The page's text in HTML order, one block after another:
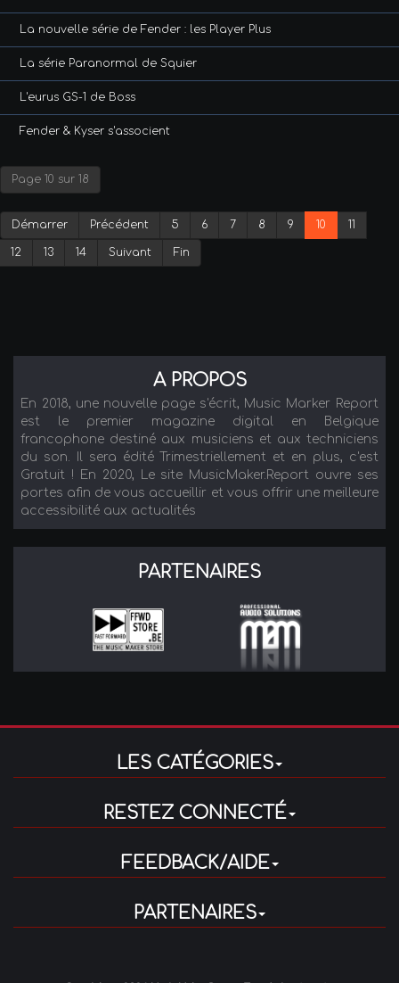
La nouvelle série de Fender : les Player Plus
La série Paranormal de Squier
L'eurus GS-1 de Boss
Fender & Kyser s'associent
Page 10 sur 18
Démarrer Précédent 5 6 7 8 9 10 11
12 13 14 Suivant Fin
A PROPOS
En 2018, une nouvelle page s'écrit, Music Marker Report
est le premier magazine digital en Belgique
francophone destiné aux musiciens et aux techniciens
du son. Il sera édité Trimestriellement et en plus, c'est
Gratuit ! En 2020, Le site MusicMaker.Report ouvre ses
portes afin de vous accueillir et vous offrir une meilleure
accessibilité aux actualités
PARTENAIRES
LES CATÉGORIES
RESTEZ CONNECTÉ
FEEDBACK/AIDE
PARTENAIRES